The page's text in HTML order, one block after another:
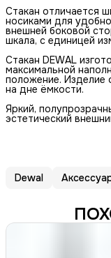
Стакан отличается
носиками для
внешней боковой
шкала, с единицей
Стакан DEWAL
максимальной
положение. Изделие
на дне ёмкости.
Яркий,
эстетический
Dewal